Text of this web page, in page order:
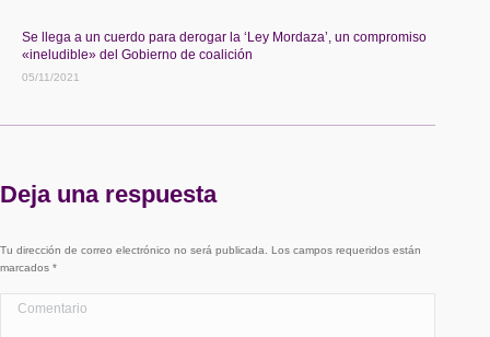
Se llega a un cuerdo para derogar la ‘Ley Mordaza’, un compromiso
«ineludible» del Gobierno de coalición
05/11/2021
Deja una respuesta
Tu dirección de correo electrónico no será publicada. Los campos requeridos están
marcados *
Comentario